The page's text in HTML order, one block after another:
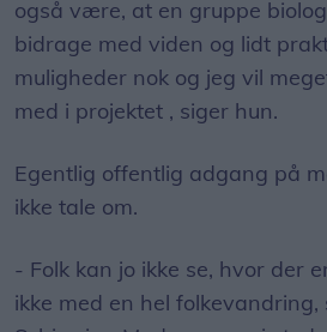
også være, at en gruppe
bidrage med viden og lidt
muligheder nok og jeg vil
med i projektet , siger hun.
Egentlig offentlig adgang på
ikke tale om.
- Folk kan jo ikke se, hvor der
ikke med en hel folkevandring,